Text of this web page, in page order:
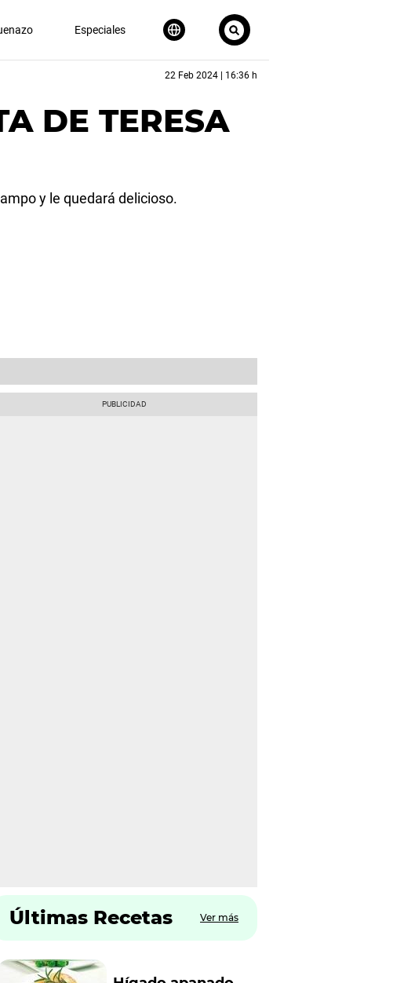
Especiales
22 Feb 2024 | 16:36 h
DE TERESA
y le quedará delicioso.
Últimas Recetas Ver más